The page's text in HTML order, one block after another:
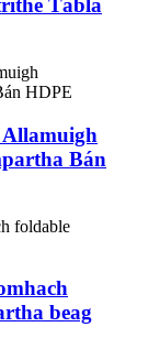
Tábla
Bán
beag